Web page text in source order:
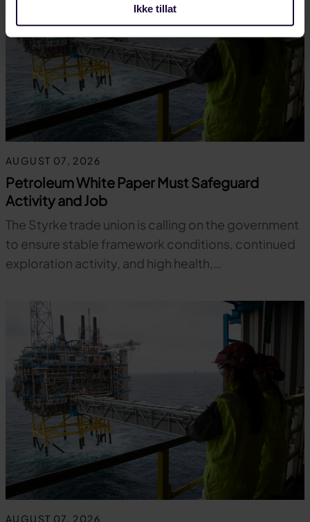
Ikke tillat
AUGUST 07, 2026
Petroleum White Paper Must Safeguard
Activity and Job
The Styrke trade union is calling on the government
to ensure stable framework conditions, continued
exploration activity, and high health,…
AUGUST 07, 2026